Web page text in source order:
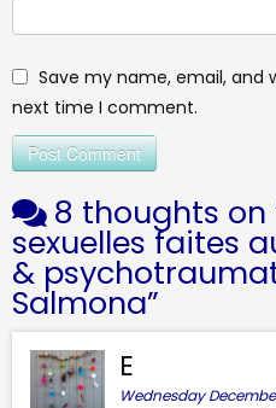
Save my name, email, and
next time I comment.
8 thoughts on
sexuelles faites
&
Salmona”
E
Wednesday